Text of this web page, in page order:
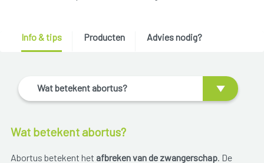
Info & tips Producten Advies nodig?
Wat betekent abortus?
Wat betekent abortus?
Abortus betekent het afbreken van de zwangerschap. De